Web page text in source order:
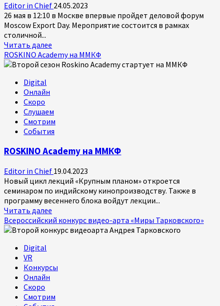
Editor in Chief 24.05.2023
26 мая в 12:10 в Москве впервые пройдет деловой форум
Moscow Export Day. Мероприятие состоится в рамках
столичной...
Читать далее
больше
о
форуме
Moscow
Export
ROSKINO Academy на ММКФ
Digital
Онлайн
Скоро
Слушаем
Смотрим
События
ROSKINO Academy на ММКФ
Editor in Chief 19.04.2023
Новый цикл лекций «Крупным планом» откроется
семинаром по индийскому кинопроизводству. Также в
программу весеннего блока войдут лекции...
Читать далее
больше
о
ММКФ
Всероссийский конкурс видео-арта «Миры Тарковского»
Digital
VR
Конкурсы
Онлайн
Скоро
Смотрим